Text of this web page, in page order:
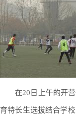
在20日上午的开
育特长生选拔结合学